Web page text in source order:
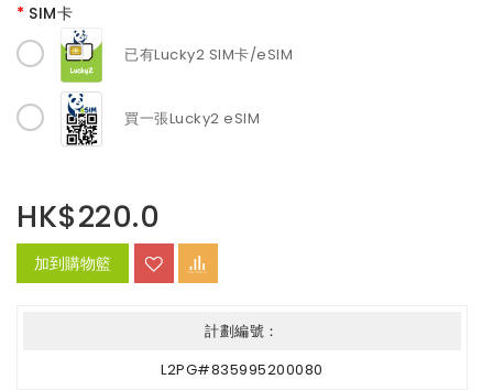
SIM卡
已有Lucky2 SIM卡/eSIM
買一張Lucky2 eSIM
HK$220.0
加到購物籃
計劃編號：
L2PG#835995200080